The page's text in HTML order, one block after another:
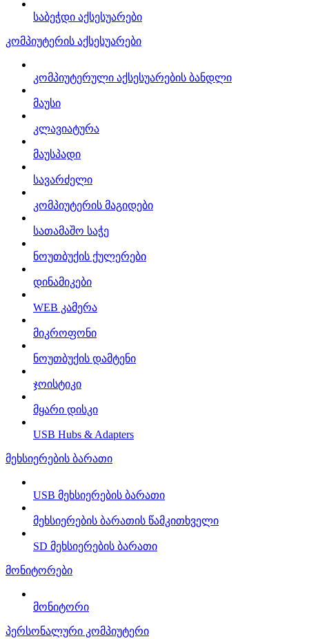
საბეჭდი აქსესუარები
კომპიუტერის აქსესუარები
კომპიუტერული აქსესუარების ბანდლი
მაუსი
კლავიატურა
მაუსპადი
სავარძელი
კომპიუტერის მაგიდები
სათამაშო საჭე
ნოუთბუქის ქულერები
დინამიკები
WEB კამერა
მიკროფონი
ნოუთბუქის დამტენი
ჯოისტიკი
მყარი დისკი
USB Hubs & Adapters
მეხსიერების ბარათი
USB მეხსიერების ბარათი
მეხსიერების ბარათის წამკითხველი
SD მეხსიერების ბარათი
მონიტორები
მონიტორი
პერსონალური კომპიუტერი